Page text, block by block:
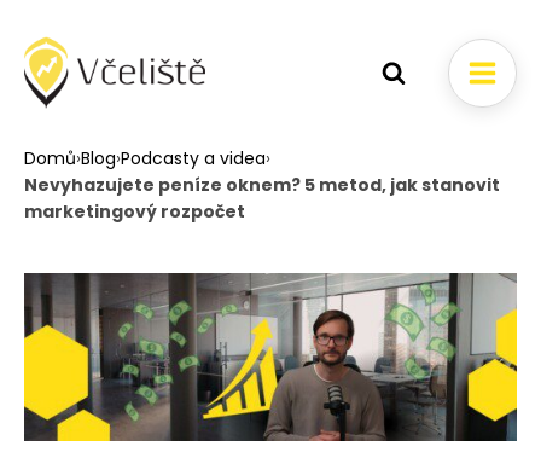
Domů›Blog›Podcasty a videa›
Nevyhazujete peníze oknem? 5 metod, jak stanovit
marketingový rozpočet